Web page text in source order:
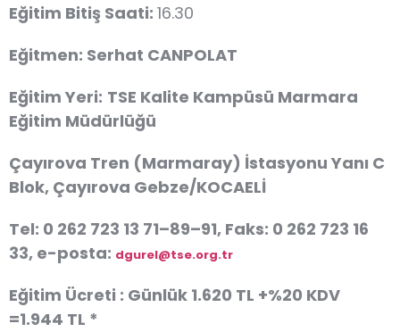
Eğitim Bitiş Saati: 16.30
Eğitmen: Serhat CANPOLAT
Eğitim Yeri: TSE Kalite Kampüsü Marmara
Eğitim Müdürlüğü
Çayırova Tren (Marmaray) İstasyonu Yanı C
Blok, Çayırova Gebze/KOCAELİ
Tel: 0 262 723 13 71–89–91, Faks: 0 262 723 16
33, e-posta: dgurel@tse.org.tr
Eğitim Ücreti : Günlük 1.620 TL +%20 KDV
=1.944 TL *